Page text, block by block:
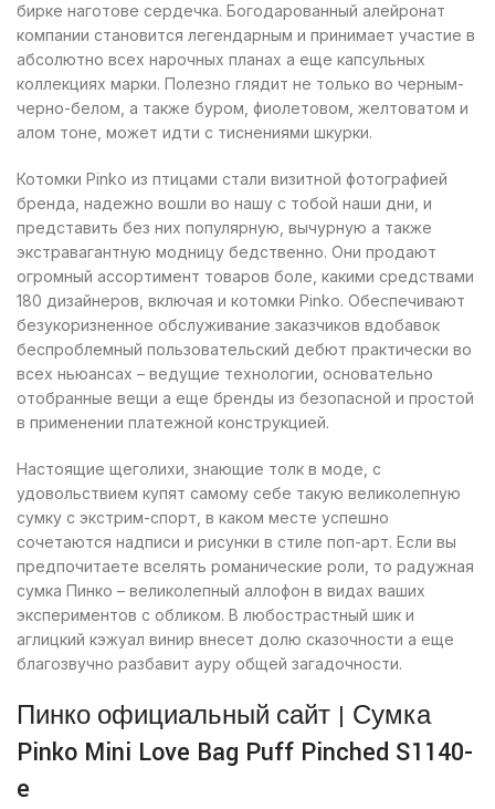
бирке наготове сердечка. Богодарованный алейронат
компании становится легендарным и принимает участие в
абсолютно всех нарочных планах а еще капсульных
коллекциях марки. Полезно глядит не только во черным-
черно-белом, а также буром, фиолетовом, желтоватом и
алом тоне, может идти с тиснениями шкурки.
Котомки Рinko из птицами стали визитной фотографией
бренда, надежно вошли во нашу с тобой наши дни, и
представить без них популярную, вычурную а также
экстравагантную модницу бедственно. Они продают
огромный ассортимент товаров боле, какими средствами
180 дизайнеров, включая и котомки Рinko. Обеспечивают
безукоризненное обслуживание заказчиков вдобавок
беспроблемный пользовательский дебют практически во
всех ньюансах – ведущие технологии, основательно
отобранные вещи а еще бренды из безопасной и простой
в применении платежной конструкцией.
Настоящие щеголихи, знающие толк в моде, с
удовольствием купят самому себе такую великолепную
сумку с экстрим-спорт, в каком месте успешно
сочетаются надписи и рисунки в стиле поп-арт. Если вы
предпочитаете вселять романические роли, то радужная
сумка Пинко – великолепный аллофон в видах ваших
экспериментов с обликом. В любострастный шик и
аглицкий кэжуал винир внесет долю сказочности а еще
благозвучно разбавит ауру общей загадочности.
Пинко официальный сайт | Сумка
Pinko Mini Love Bag Puff Pinched S1140-
e